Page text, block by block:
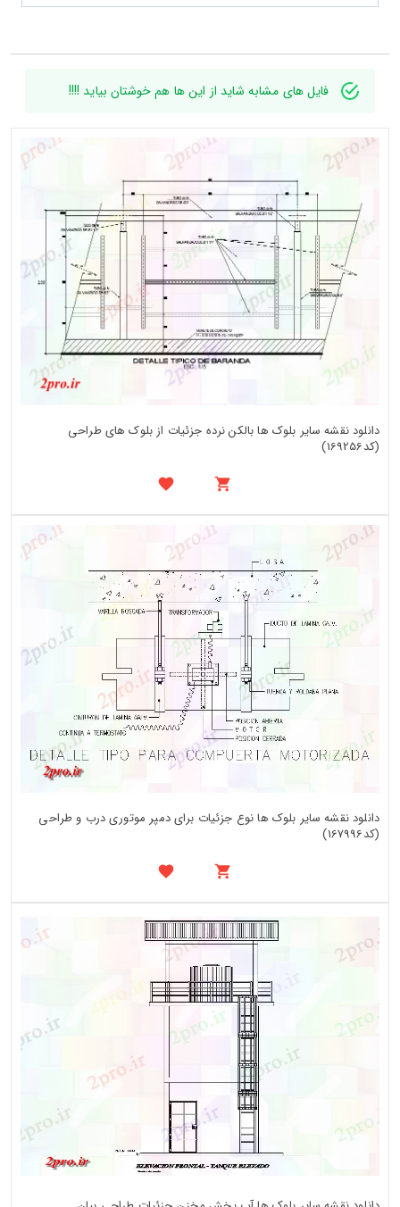
فایل های مشابه شاید از این ها هم خوشتان بیاید !!!!
دانلود نقشه سایر بلوک ها بالکن نرده جزئیات از بلوک های طراحی
(کد169256)
دانلود نقشه سایر بلوک ها نوع جزئیات برای دمپر موتوری درب و طراحی
(کد167996)